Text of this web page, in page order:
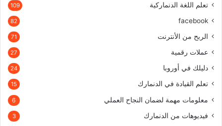
تعلم اللغة الدنماركية 109
facebook
82
الربح من الأنترنت 71
عملات رقمية 27
دليلك في أوروبا 24
تعلم القيادة في الدنمارك 15
معلومات مهمة لضمان النجاح العملي 6
فيديوهات من الدنمارك 3